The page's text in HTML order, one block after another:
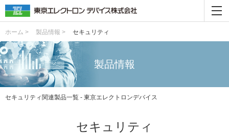
ホーム > 製品情報 > セキュリティ
製品情報
セキュリティ関連製品一覧 - 東京エレクトロンデバイス
セキュリティ